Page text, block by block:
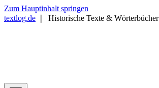
Zum Hauptinhalt springen
textlog.de
Historische Texte & Wörterbücher